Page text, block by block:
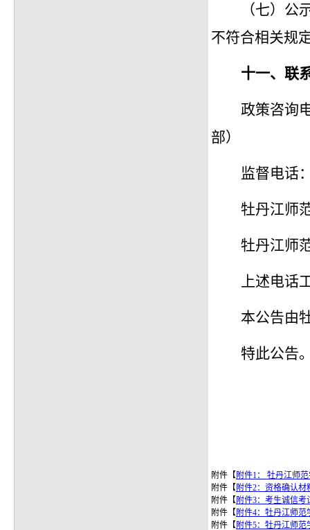
（七）
不符合相关规
十一、 联
政策咨询
部）
监督电话
牡丹江师
牡丹江师
上述电话
本公告由
特此公告
附件【附件1： 牡丹江师
附件【附件2：资格确认材
附件【附件3：考生诚信考
附件【附件4：牡丹江师
附件【附件5：牡丹江师